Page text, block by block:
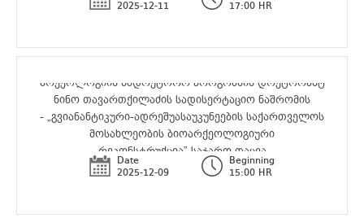
2025-12-11
17:00 HR
არქეოლოგიის სადოქტორო პროგრამის დოქტორანტ
ნინო თავართქილაძის სადისერტაციო ნაშრომის
- „გვიანანტიკური-ადრეშუასაუკუნეების საქართველოს
მოსახლეობის ბიოარქეოლოგიური
რეკონსტრუქცია” საჯარო დაცვა
Date
2025-12-09
Beginning
15:00 HR